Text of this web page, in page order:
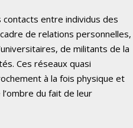
entre individus des
de relations personnelles,
de militants de la
Ces réseaux quasi
à la fois physique et
du fait de leur